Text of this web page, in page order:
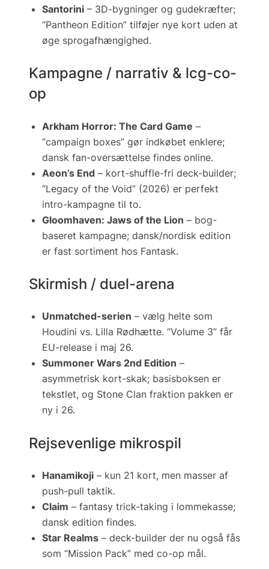
Santorini – 3D-bygninger og gudekræfter;
“Pantheon Edition” tilføjer nye kort uden at
øge sprogafhængighed.
Kampagne / narrativ & lcg-co-
op
Arkham Horror: The Card Game –
“campaign boxes” gør indkøbet enklere;
dansk fan-oversættelse findes online.
Aeon’s End – kort-shuffle-fri deck-builder;
“Legacy of the Void” (2026) er perfekt
intro-kampagne til to.
Gloomhaven: Jaws of the Lion – bog-
baseret kampagne; dansk/nordisk edition
er fast sortiment hos Fantask.
Skirmish / duel-arena
Unmatched-serien – vælg helte som
Houdini vs. Lilla Rødhætte. “Volume 3” får
EU-release i maj 26.
Summoner Wars 2nd Edition –
asymmetrisk kort-skak; basisboksen er
tekstlet, og Stone Clan fraktion pakken er
ny i 26.
Rejsevenlige mikrospil
Hanamikoji – kun 21 kort, men masser af
push-pull taktik.
Claim – fantasy trick-taking i lommekasse;
dansk edition findes.
Star Realms – deck-builder der nu også fås
som “Mission Pack” med co-op mål.